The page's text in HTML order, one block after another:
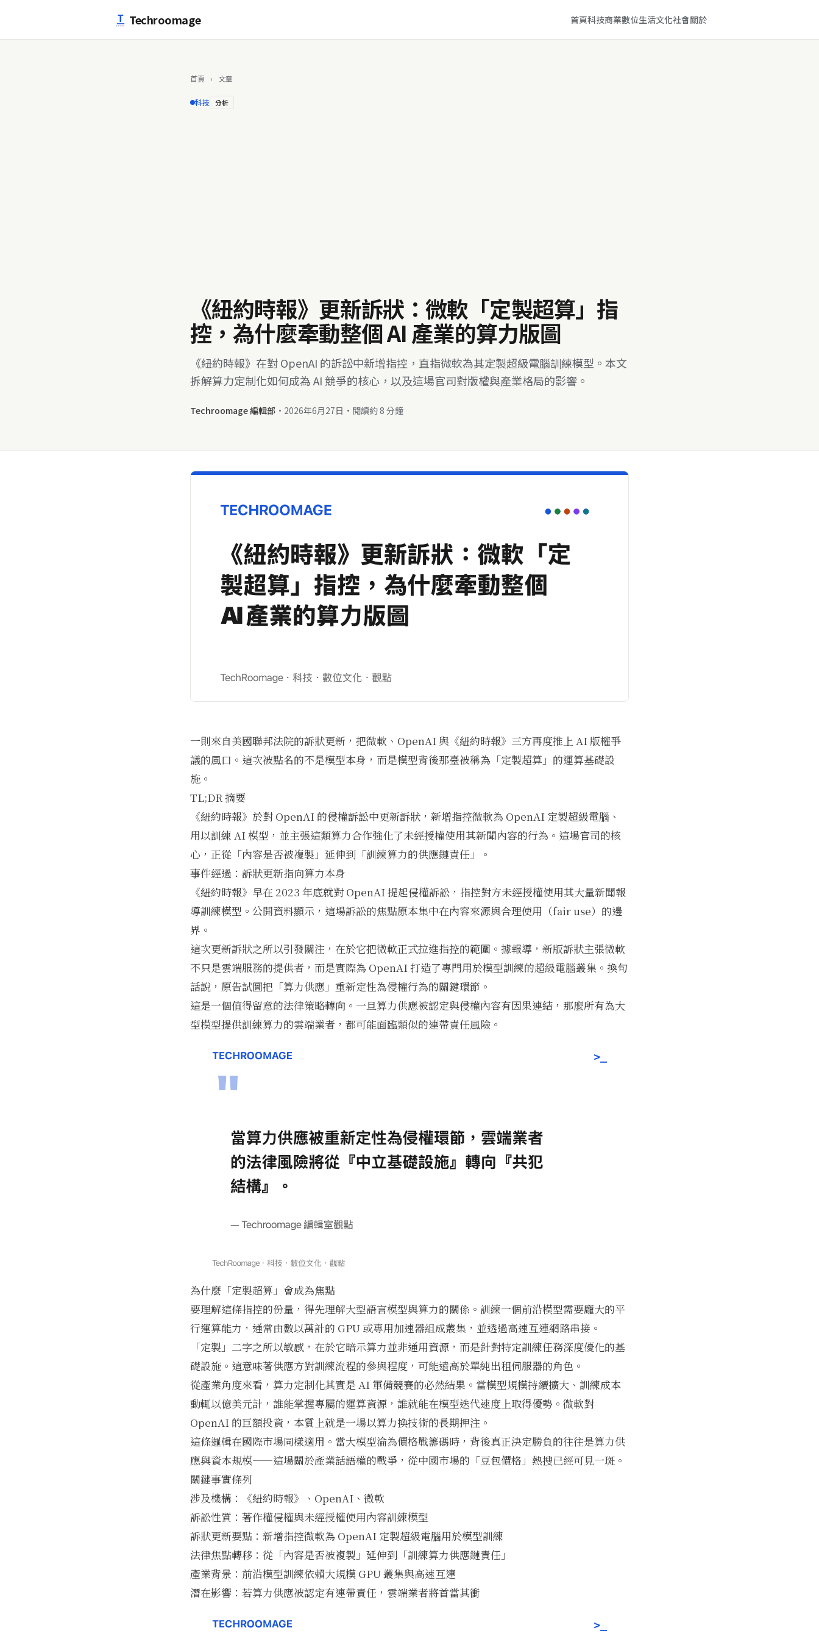
Techroomage 首頁科技商業數位生活文化社會關於
首頁 › 文章
科技 分析
《紐約時報》更新訴狀：微軟「定製超算」指
控，為什麼牽動整個 AI 產業的算力版圖
《紐約時報》在對 OpenAI 的訴訟中新增指控，直指微軟為其定製超級電腦訓練模型。本文
拆解算力定制化如何成為 AI 競爭的核心，以及這場官司對版權與產業格局的影響。
Techroomage 編輯部 · 2026年6月27日 · 閱讀約 8 分鐘
一則來自美國聯邦法院的訴狀更新，把微軟、OpenAI 與《紐約時報》三方再度推上 AI 版權爭
議的風口。這次被點名的不是模型本身，而是模型背後那臺被稱為「定製超算」的運算基礎設
施。
TL;DR 摘要
《紐約時報》於對 OpenAI 的侵權訴訟中更新訴狀，新增指控微軟為 OpenAI 定製超級電腦、
用以訓練 AI 模型，並主張這類算力合作強化了未經授權使用其新聞內容的行為。這場官司的核
心，正從「內容是否被複製」延伸到「訓練算力的供應鏈責任」。
事件經過：訴狀更新指向算力本身
《紐約時報》早在 2023 年底就對 OpenAI 提起侵權訴訟，指控對方未經授權使用其大量新聞報
導訓練模型。公開資料顯示，這場訴訟的焦點原本集中在內容來源與合理使用（fair use）的邊
界。
這次更新訴狀之所以引發關注，在於它把微軟正式拉進指控的範圍。據報導，新版訴狀主張微軟
不只是雲端服務的提供者，而是實際為 OpenAI 打造了專門用於模型訓練的超級電腦叢集。換句
話說，原告試圖把「算力供應」重新定性為侵權行為的關鍵環節。
這是一個值得留意的法律策略轉向。一旦算力供應被認定與侵權內容有因果連結，那麼所有為大
型模型提供訓練算力的雲端業者，都可能面臨類似的連帶責任風險。
為什麼「定製超算」會成為焦點
要理解這條指控的份量，得先理解大型語言模型與算力的關係。訓練一個前沿模型需要龐大的平
行運算能力，通常由數以萬計的 GPU 或專用加速器組成叢集，並透過高速互連網路串接。
「定製」二字之所以敏感，在於它暗示算力並非通用資源，而是針對特定訓練任務深度優化的基
礎設施。這意味著供應方對訓練流程的參與程度，可能遠高於單純出租伺服器的角色。
從產業角度來看，算力定制化其實是 AI 軍備競賽的必然結果。當模型規模持續擴大、訓練成本
動輒以億美元計，誰能掌握專屬的運算資源，誰就能在模型迭代速度上取得優勢。微軟對
OpenAI 的巨額投資，本質上就是一場以算力換技術的長期押注。
這條邏輯在國際市場同樣適用。當大模型淪為價格戰籌碼時，背後真正決定勝負的往往是算力供
應與資本規模——這場關於產業話語權的戰爭， 從中國市場的「豆包價格」熱搜已經可見一斑。
關鍵事實條列
涉及機構：《紐約時報》、OpenAI、微軟
訴訟性質：著作權侵權與未經授權使用內容訓練模型
訴狀更新要點：新增指控微軟為 OpenAI 定製超級電腦用於模型訓練
法律焦點轉移：從「內容是否被複製」延伸到「訓練算力供應鏈責任」
產業背景：前沿模型訓練依賴大規模 GPU 叢集與高速互連
潛在影響：若算力供應被認定有連帶責任，雲端業者將首當其衝